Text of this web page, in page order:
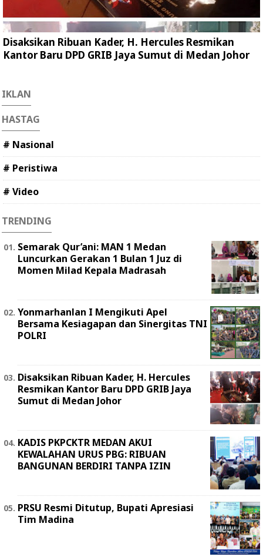
Disaksikan Ribuan Kader, H. Hercules Resmikan
Kantor Baru DPD GRIB Jaya Sumut di Medan Johor
IKLAN
HASTAG
# Nasional
# Peristiwa
# Video
TRENDING
Semarak Qur’ani: MAN 1 Medan
Luncurkan Gerakan 1 Bulan 1 Juz di
Momen Milad Kepala Madrasah
Yonmarhanlan I Mengikuti Apel
Bersama Kesiagapan dan Sinergitas TNI
POLRI
Disaksikan Ribuan Kader, H. Hercules
Resmikan Kantor Baru DPD GRIB Jaya
Sumut di Medan Johor
KADIS PKPCKTR MEDAN AKUI
KEWALAHAN URUS PBG: RIBUAN
BANGUNAN BERDIRI TANPA IZIN
PRSU Resmi Ditutup, Bupati Apresiasi
Tim Madina